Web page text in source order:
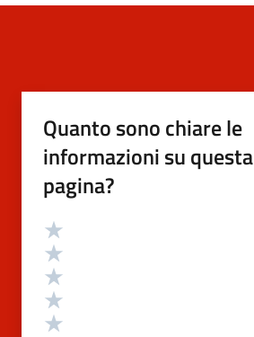
Quanto sono chiare le
informazioni su questa
pagina?
Valutazione